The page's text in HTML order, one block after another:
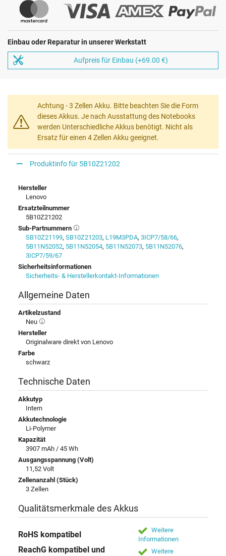
Einbau oder Reparatur in unserer Werkstatt
Aufpreis für Einbau (+69.00 €)
Achtung - 3 Zellen Akku. Bitte beachten Sie die Form
dieses Akkus. Je nach Ausstattung des Notebooks
werden Unterschiedliche Akkus benötigt. Nicht als
Ersatz für einen 4 Zellen Akku geeignet.
Produktinfo für 5B10Z21202
Hersteller
Lenovo
Ersatzteilnummer
5B10Z21202
Sub-Partnummern
SB10Z21199, SB10Z21203, L19M3PDA, 3ICP7/58/66,
5B11N52052, 5B11N52054, 5B11N52073, 5B11N52076,
3ICP7/59/67
Sicherheitsinformationen
Sicherheits- & Herstellerkontakt-Informationen
Allgemeine Daten
Artikelzustand
Neu
Hersteller
Originalware direkt von Lenovo
Farbe
schwarz
Technische Daten
Akkutyp
Intern
Akkutechnologie
Li-Polymer
Kapazität
3907 mAh / 45 Wh
Ausgangsspannung (Volt)
11,52 Volt
Zellenanzahl (Stück)
3 Zellen
Qualitätsmerkmale des Akkus
RoHS kompatibel
Weitere
Informationen
ReachG kompatibel und
Weitere